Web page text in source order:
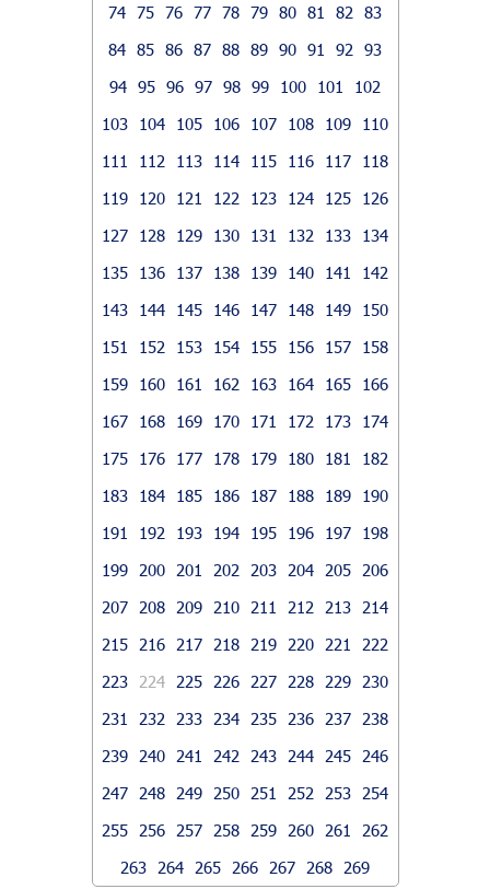
74 75 76 77 78 79 80 81 82
83
84 85 86 87 88 89 90 91 92
93
94 95 96 97 98 99 100 101
102
103
104 105 106 107 108 109
110
111
112 113 114 115 116 117
118
119
120 121 122 123 124 125
126
127
128 129 130 131 132 133
134
135
136 137 138 139 140 141
142
143
144 145 146 147 148 149
150
151
152 153 154 155 156 157
158
159
160 161 162 163 164 165
166
167
168 169 170 171 172 173
174
175
176 177 178 179 180 181
182
183
184 185 186 187 188 189
190
191
192 193 194 195 196 197
198
199
200 201 202 203 204 205
206
207
208 209 210 211 212 213
214
215
216 217 218 219 220 221
222
223
224 225 226 227 228 229
230
231
232 233 234 235 236 237
238
239
240 241 242 243 244 245
246
247
248 249 250 251 252 253
254
255
256 257 258 259 260 261
262
263
264 265 266 267 268 269